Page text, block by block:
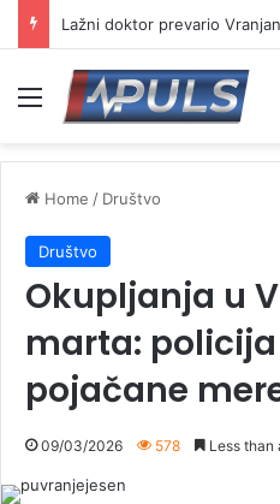
Menu
Home / Društvo
Društvo
Okupljanja u
marta:
pojačane
09/03/2026 578 Less than